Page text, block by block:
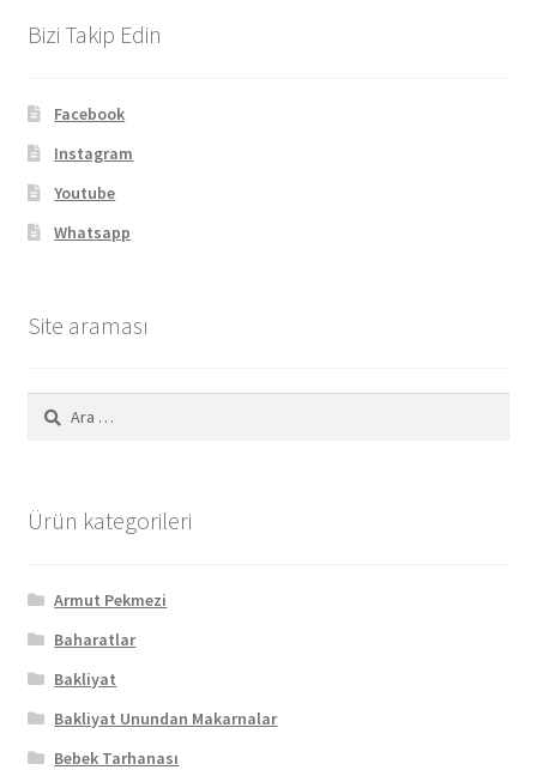
Bizi Takip Edin
Facebook
Instagram
Youtube
Whatsapp
Site araması
Arama:
Ürün kategorileri
Armut Pekmezi
Baharatlar
Bakliyat
Bakliyat Unundan Makarnalar
Bebek Tarhanası